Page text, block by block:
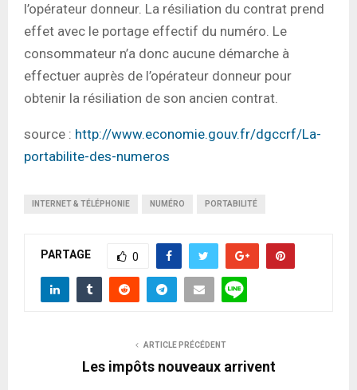
l’opérateur donneur. La résiliation du contrat prend
effet avec le portage effectif du numéro. Le
consommateur n’a donc aucune démarche à
effectuer auprès de l’opérateur donneur pour
obtenir la résiliation de son ancien contrat.
source : http://www.economie.gouv.fr/dgccrf/La-
portabilite-des-numeros
INTERNET & TÉLÉPHONIE NUMÉRO PORTABILITÉ
PARTAGE 0
ARTICLE PRÉCÉDENT
Les impôts nouveaux arrivent